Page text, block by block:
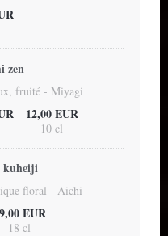
zen
fruité - Miyagi
12,00 EUR
10 cl
kuheiji
floral - Aichi
EUR
18 cl